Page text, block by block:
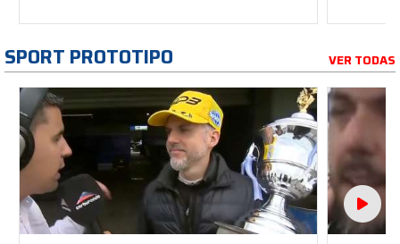
SPORT PROTOTIPO VER TODAS